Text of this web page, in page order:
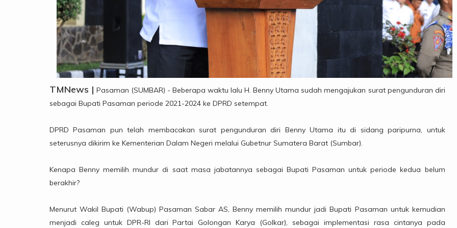
TMNews |Pasaman (SUMBAR) - Beberapa waktu lalu H. Benny Utama sudah mengajukan surat pengunduran diri
sebagai Bupati Pasaman periode 2021-2024 ke DPRD setempat.
DPRD Pasaman pun telah membacakan surat pengunduran diri Benny Utama itu di sidang paripurna, untuk
seterusnya dikirim ke Kementerian Dalam Negeri melalui Gubetnur Sumatera Barat (Sumbar).
Kenapa Benny memilih mundur di saat masa jabatannya sebagai Bupati Pasaman untuk periode kedua belum
berakhir?
Menurut Wakil Bupati (Wabup) Pasaman Sabar AS, Benny memilih mundur jadi Bupati Pasaman untuk kemudian
menjadi caleg untuk DPR-RI dari Partai Golongan Karya (Golkar), sebagai implementasi rasa cintanya pada